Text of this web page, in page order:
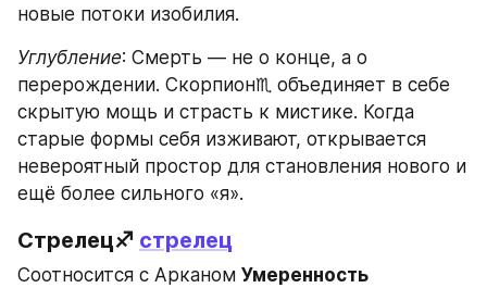
новые потоки изобилия.
Углубление: Смерть — не о конце, а о
перерождении. Скорпион♏ объединяет в себе
скрытую мощь и страсть к мистике. Когда
старые формы себя изживают, открывается
невероятный простор для становления нового и
ещё более сильного «я».
Стрелец♐ стрелец
Соотносится с Арканом Умеренность